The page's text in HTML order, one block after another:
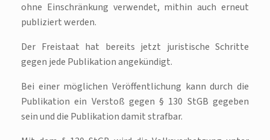
ohne Einschränkung verwendet, mithin auch erneut
publiziert werden.
Der Freistaat hat bereits jetzt juristische Schritte
gegen jede Publikation angekündigt.
Bei einer möglichen Veröffentlichung kann durch die
Publikation ein Verstoß gegen § 130 StGB gegeben
sein und die Publikation damit strafbar.